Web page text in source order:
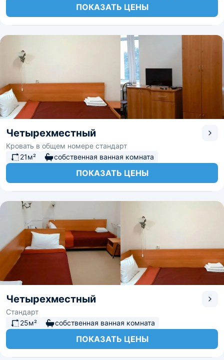
ПОКАЗАТЬ ЦЕНЫ
Четырехместный
Кровать в общем номере стандарт
21м²
собственная ванная комната
ПОКАЗАТЬ ЦЕНЫ
Четырехместный
Стандарт
25м²
собственная ванная комната
ПОКАЗАТЬ ЦЕНЫ